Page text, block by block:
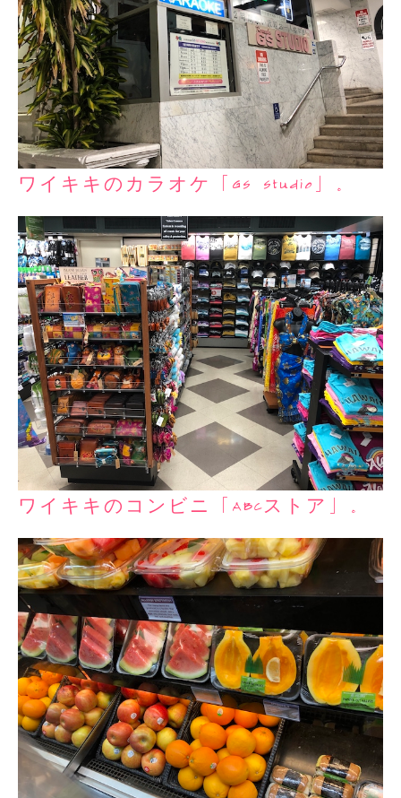
ワイキキのカラオケ「GS Studio」。
ワイキキのコンビニ「ABCストア」。